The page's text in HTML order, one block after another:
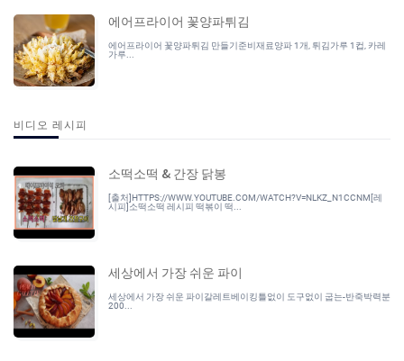
에어프라이어 꽃양파튀김
에어프라이어 꽃양파튀김 만들기준비재료양파 1개, 튀김가루 1컵, 카레
가루...
비디오 레시피
소떡소떡 & 간장 닭봉
[출처]HTTPS://WWW.YOUTUBE.COM/WATCH?V=NLKZ_N1CCNM[레
시피]소떡소떡 레시피 떡볶이 떡...
세상에서 가장 쉬운 파이
세상에서 가장 쉬운 파이갈레트베이킹틀없이 도구없이 굽는-반죽박력분
200...